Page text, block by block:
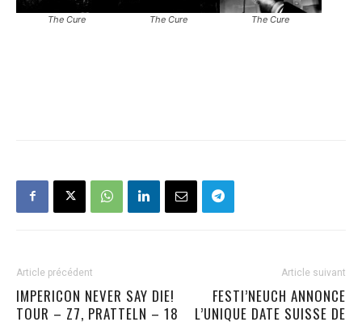
The Cure The Cure The Cure
Article précédent
IMPERICON NEVER SAY DIE!
TOUR – Z7, PRATTELN – 18
Article suivant
FESTI’NEUCH ANNONCE
L’UNIQUE DATE SUISSE DE